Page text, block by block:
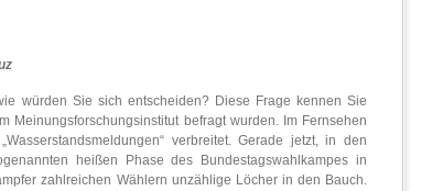
würden Sie sich entscheiden? Diese Frage kennen Sie
Meinungsforschungsinstitut befragt wurden. Im Fernsehen
verbreitet. Gerade jetzt, in den
heißen Phase des Bundestagswahlkampes in
zahlreichen Wählern unzählige Löcher in den Bauch.